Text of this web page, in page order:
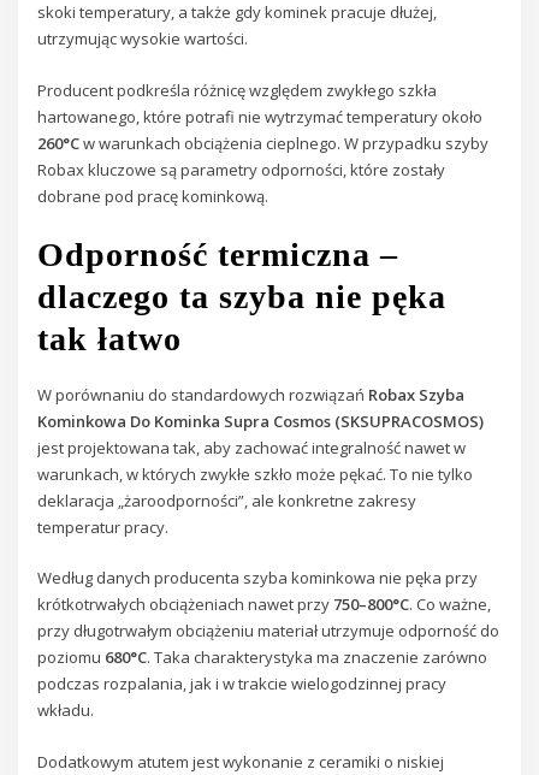
skoki temperatury, a także gdy kominek pracuje dłużej,
utrzymując wysokie wartości.
Producent podkreśla różnicę względem zwykłego szkła
hartowanego, które potrafi nie wytrzymać temperatury około
260°Cw warunkach obciążenia cieplnego. W przypadku szyby
Robax kluczowe są parametry odporności, które zostały
dobrane pod pracę kominkową.
Odporność termiczna –
dlaczego ta szyba nie pęka
tak łatwo
W porównaniu do standardowych rozwiązań Robax Szyba
Kominkowa Do Kominka Supra Cosmos (SKSUPRACOSMOS)
jest projektowana tak, aby zachować integralność nawet w
warunkach, w których zwykłe szkło może pękać. To nie tylko
deklaracja „żaroodporności”, ale konkretne zakresy
temperatur pracy.
Według danych producenta szyba kominkowa nie pęka przy
krótkotrwałych obciążeniach nawet przy 750–800°C. Co ważne,
przy długotrwałym obciążeniu materiał utrzymuje odporność do
poziomu 680°C. Taka charakterystyka ma znaczenie zarówno
podczas rozpalania, jak i w trakcie wielogodzinnej pracy
wkładu.
Dodatkowym atutem jest wykonanie z ceramiki o niskiej